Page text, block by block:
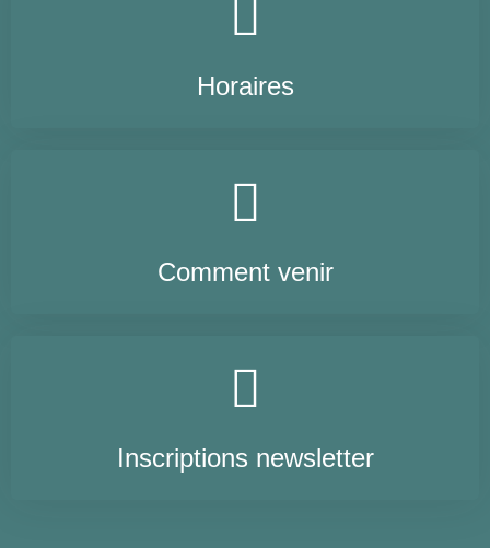
Horaires
Comment venir
Inscriptions newsletter